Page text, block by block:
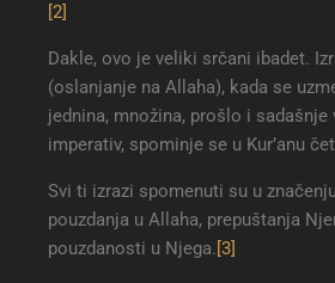
[2]
Dakle, ovo je veliki srčani ibadet.
(oslanjanje na Allaha), kada se
jednina, množina, prošlo i sadašnje
imperativ, spominje se u Kur’anu
Svi ti izrazi spomenuti su u
pouzdanja u Allaha, prepuštanja
pouzdanosti u Njega.[3]